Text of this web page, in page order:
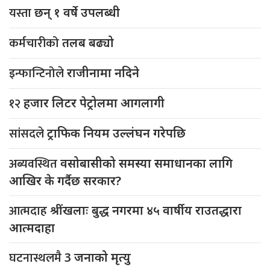
यस्ताछन् १ वर्षे उपलब्धी
कर्मचारीकोतलब बढ्यो
इन्फान्टिनोलेराजीनामा नदिने
१२हजार लिटर पेट्रोलमा आगलागी
सांसदलेट्राफिक नियम उल्लंघन गरेपछि
अब्यवस्थितवसोबासीको समस्या समाधानका लागि
आखिर के गर्दैछ सरकार?
आत्मदाहश्रींखलाः बुद्ध नगरमा ४५ वार्षीय राउतद्धारा
आत्मदाहा
घटनास्थलमै3 जनाको मृत्यु